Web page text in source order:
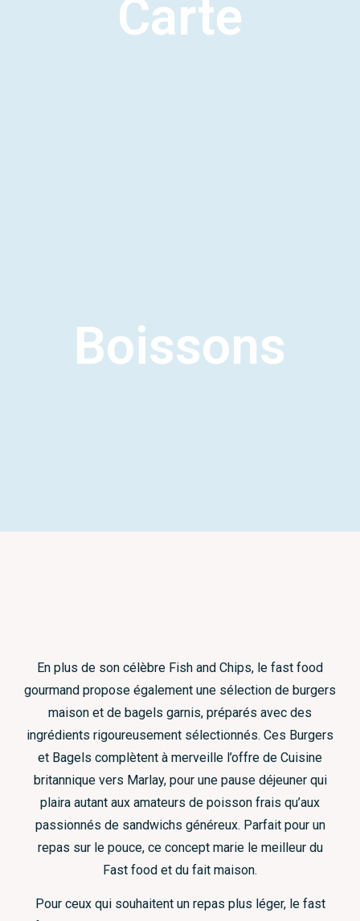
Carte
Boissons
En plus de son célèbre Fish and Chips, le fast food
gourmand propose également une sélection de burgers
maison et de bagels garnis, préparés avec des
ingrédients rigoureusement sélectionnés. Ces Burgers
et Bagels complètent à merveille l’offre de Cuisine
britannique vers Marlay, pour une pause déjeuner qui
plaira autant aux amateurs de poisson frais qu’aux
passionnés de sandwichs généreux. Parfait pour un
repas sur le pouce, ce concept marie le meilleur du
Fast food et du fait maison.
Pour ceux qui souhaitent un repas plus léger, le fast